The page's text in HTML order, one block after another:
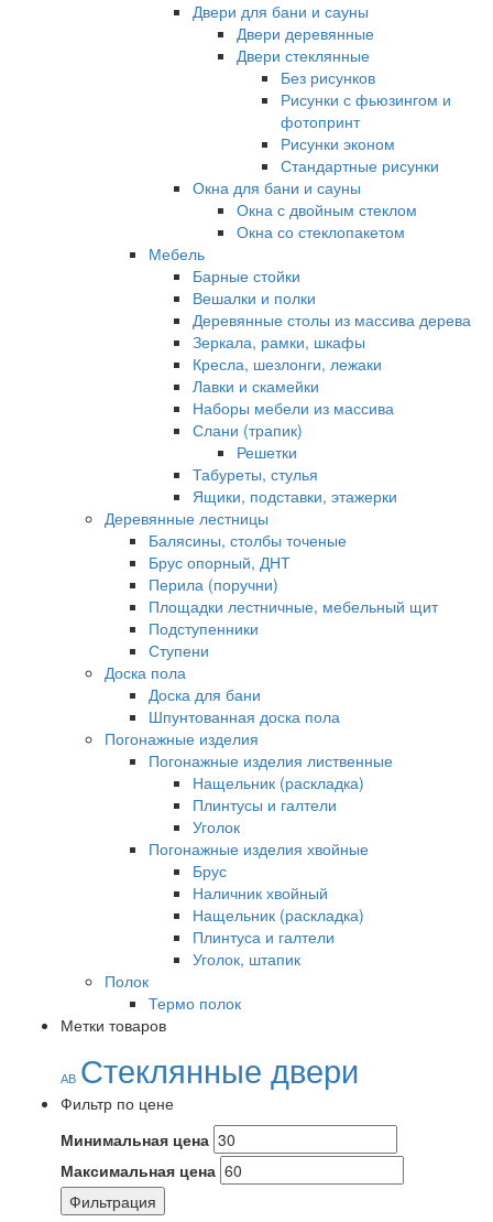
Двери для бани и сауны
Двери деревянные
Двери стеклянные
Без рисунков
Рисунки с фьюзингом и
фотопринт
Рисунки эконом
Стандартные рисунки
Окна для бани и сауны
Окна с двойным стеклом
Окна со стеклопакетом
Мебель
Барные стойки
Вешалки и полки
Деревянные столы из массива дерева
Зеркала, рамки, шкафы
Кресла, шезлонги, лежаки
Лавки и скамейки
Наборы мебели из массива
Слани (трапик)
Решетки
Табуреты, стулья
Ящики, подставки, этажерки
Деревянные лестницы
Балясины, столбы точеные
Брус опорный, ДНТ
Перила (поручни)
Площадки лестничные, мебельный щит
Подступенники
Ступени
Доска пола
Доска для бани
Шпунтованная доска пола
Погонажные изделия
Погонажные изделия лиственные
Нащельник (раскладка)
Плинтусы и галтели
Уголок
Погонажные изделия хвойные
Брус
Наличник хвойный
Нащельник (раскладка)
Плинтуса и галтели
Уголок, штапик
Полок
Термо полок
Метки товаров
АВ Стеклянные двери
Фильтр по цене
Минимальная цена
Максимальная цена
Фильтрация